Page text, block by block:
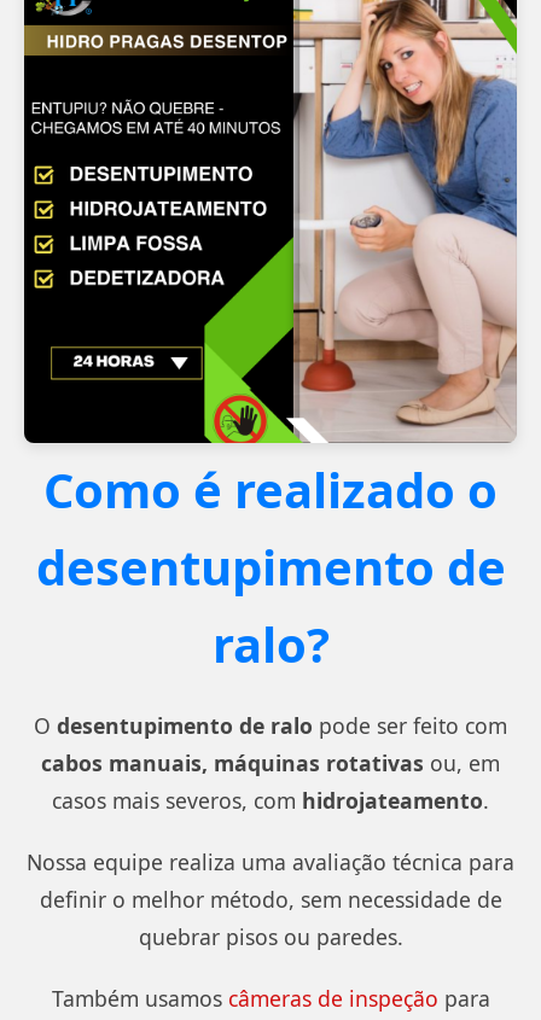
Como é realizado o
desentupimento de
ralo?
O desentupimento de ralo pode ser feito com
cabos manuais, máquinas rotativas ou, em
casos mais severos, com hidrojateamento.
Nossa equipe realiza uma avaliação técnica para
definir o melhor método, sem necessidade de
quebrar pisos ou paredes.
Também usamos câmeras de inspeção para